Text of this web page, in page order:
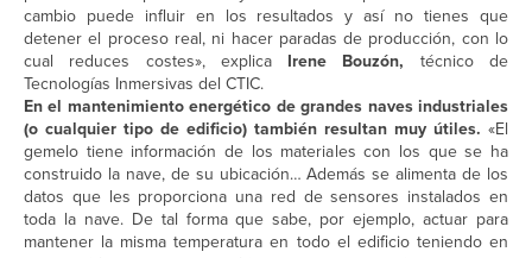
cambio puede influir en los resultados y así no tienes que
detener el proceso real, ni hacer paradas de producción, con lo
cual reduces costes», explica Irene Bouzón, técnico de
Tecnologías Inmersivas del CTIC.
En el mantenimiento energético de grandes naves industriales
(o cualquier tipo de edificio) también resultan muy útiles. «El
gemelo tiene información de los materiales con los que se ha
construido la nave, de su ubicación… Además se alimenta de los
datos que les proporciona una red de sensores instalados en
toda la nave. De tal forma que sabe, por ejemplo, actuar para
mantener la misma temperatura en todo el edificio teniendo en